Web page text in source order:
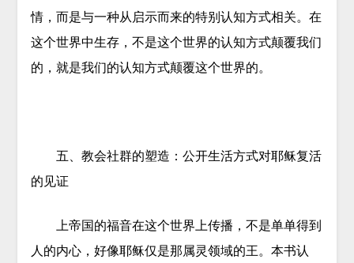
情，而是与一种从启示而来的特别认知方式相关。在
这个世界中生存，不是这个世界的认知方式颠覆我们
的，就是我们的认知方式颠覆这个世界的。
五、 教会社群的塑造：公开生活方式对耶稣复活
的见证
上帝国的福音在这个世界上传播，不是单单得到
人的内心，好像耶稣仅是那属灵领域的王。本书认